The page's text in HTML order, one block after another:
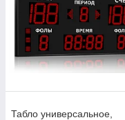
Табло универсальное,